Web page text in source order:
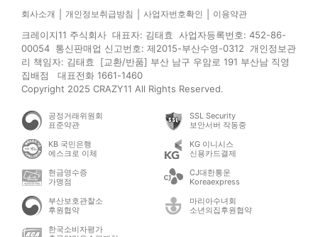
회사소개 개인정보취급방침 사업자번호확인 이용약관
크레이지11 주식회사 대표자: 김태효 사업자등록번호: 452-86-
00054 통신판매업 신고번호: 제2015-부산수영-0312 개인정보관
리 책임자: 김태효 [교환/반품] 부산 남구 우암로 191 부산남 직영
집배점 대표전화 1661-1460
Copyright 2025 CRAZY11 All Rights Reserved.
공정거래위원회
표준약관
SSL Security
보안서버 작동중
KB 국민은행
에스크로 이체
KG 이니시스
신용카드결제
현금영수증
가맹점
CJ대한통운
Koreaexpress
부산보호관찰소
후원협약
마리아수녀회
소년의집후원협약
한국소비자평가